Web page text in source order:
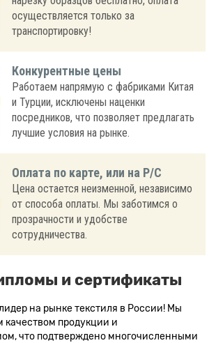
осуществляется только за
транспортировку!
Конкурентные цены
Работаем напрямую с фабриками Китая
и Турции, исключены наценки
посредников, что позволяет предлагать
лучшие условия на рынке.
Оплата по карте, или на Р/С
Цена остается неизменной, независимо
от способа оплаты. Мы заботимся о
прозрачности и удобстве
сотрудничества.
и сертификаты
на рынке текстиля в России! Мы
качеством продукции и
что подтверждено многочисленными